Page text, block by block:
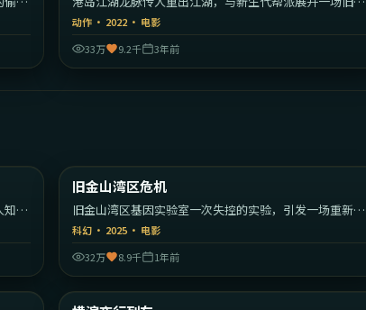
较量。
动作· 2022· 电影
33万
9.2千 3年前
知的
最新
旧金山湾区危机
旧金山湾区基因实验室一次失控的实验，引发一场重新定
义人类的危机。
科幻· 2025· 电影
32万
8.9千 1年前